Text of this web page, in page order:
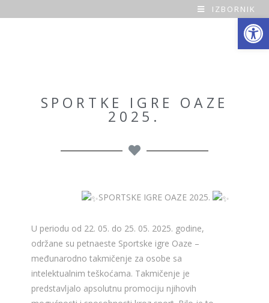
Open toolbar
O
IZBORNIK
SPORTKE IGRE OAZE
2025.
SPORTSKE IGRE OAZE 2025.
U periodu od 22. 05. do 25. 05. 2025. godine,
održane su petnaeste Sportske igre Oaze –
međunarodno takmičenje za osobe sa
intelektualnim teškoćama. Takmičenje je
predstavljalo apsolutnu promociju njihovih